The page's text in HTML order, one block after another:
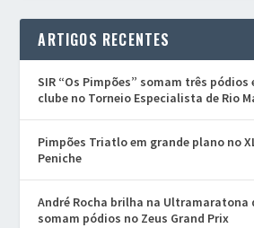
ARTIGOS RECENTES
SIR “Os Pimpões” somam três pódios
clube no Torneio Especialista de Rio
Pimpões Triatlo em grande plano no
Peniche
André Rocha brilha na Ultramaratona
somam pódios no Zeus Grand Prix